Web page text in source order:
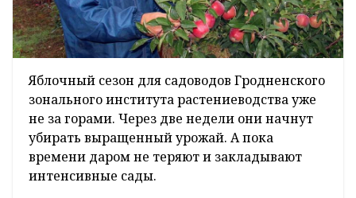
Яблочный сезон для садоводов Гродненского
зонального института растениеводства уже
не за горами. Через две недели они начнут
убирать выращенный урожай. А пока
времени даром не теряют и закладывают
интенсивные сады.